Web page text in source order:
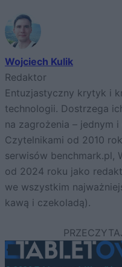
Wojciech Kulik
Redaktor
Entuzjastyczny krytyk i
technologii. Dostrzega
na zagrożenia – jednym
Czytelnikami od 2010
serwisów benchmark.pl,
od 2024 roku jako
we wszystkim
kawą i czekoladą).